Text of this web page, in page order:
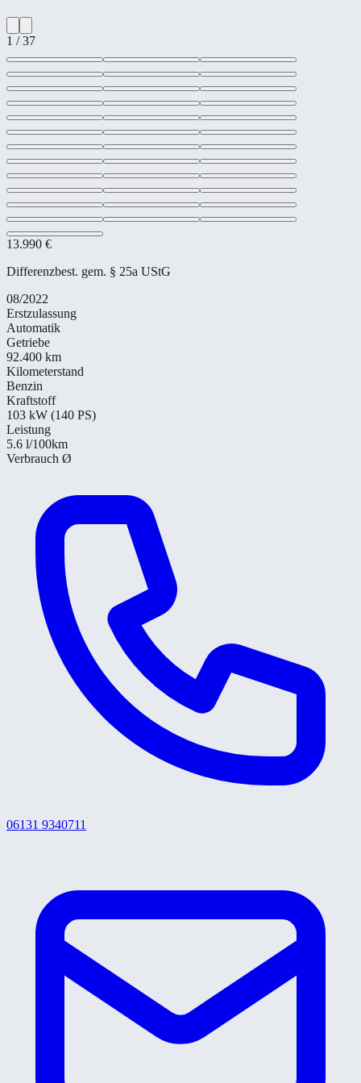
1 /37
13.990 €
Differenzbest. gem. § 25a UStG
08/2022
Erstzulassung
Automatik
Getriebe
92.400 km
Kilometerstand
Benzin
Kraftstoff
103 kW (140 PS)
Leistung
5.6 l/100km
Verbrauch Ø
06131 9340711